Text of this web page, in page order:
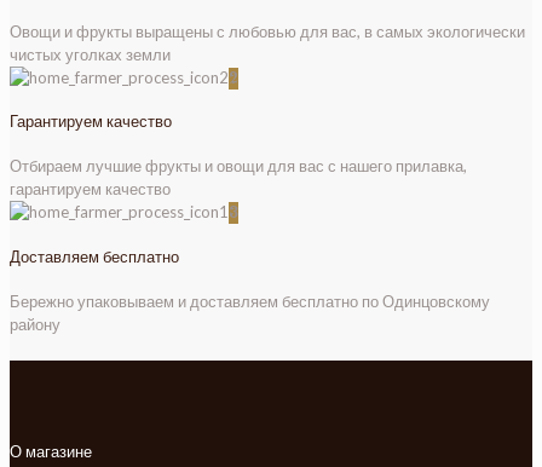
Овощи и фрукты выращены с любовью для вас, в самых экологически
чистых уголках земли
2
Гарантируем качество
Отбираем лучшие фрукты и овощи для вас с нашего прилавка,
гарантируем качество
3
Доставляем бесплатно
Бережно упаковываем и доставляем бесплатно по Одинцовскому
району
О магазине